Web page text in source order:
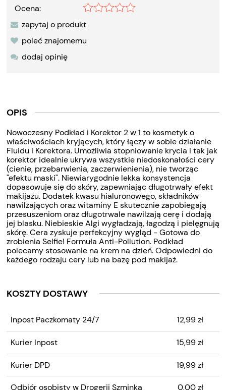
Ocena:
zapytaj o produkt
poleć znajomemu
dodaj opinię
OPIS
Nowoczesny Podkład i Korektor 2 w 1 to kosmetyk o
właściwościach kryjących, który łączy w sobie działanie
Fluidu i Korektora. Umożliwia stopniowanie krycia i tak jak
korektor idealnie ukrywa wszystkie niedoskonałości cery
(cienie, przebarwienia, zaczerwienienia), nie tworząc
"efektu maski". Niewiarygodnie lekka konsystencja
dopasowuje się do skóry, zapewniając długotrwały efekt
makijażu. Dodatek kwasu hialuronowego, składników
nawilżających oraz witaminy E skutecznie zapobiegają
przesuszeniom oraz długotrwale nawilżają cerę i dodają
jej blasku. Niebieskie Algi wygładzają, łagodzą i pielęgnują
skórę. Cera zyskuje perfekcyjny wygląd - Gotowa do
zrobienia Selfie! Formuła Anti-Pollution. Podkład
polecamy stosowanie na krem na dzień. Odpowiedni do
każdego rodzaju cery lub na bazę pod makijaż.
KOSZTY DOSTAWY
EWENTUALNYCH KOSZTÓW
Inpost Paczkomaty 24/7 12,99 zł
Kurier Inpost 15,99 zł
Kurier DPD 19,99 zł
Odbiór osobisty w Drogerii Szminka
0,00 zł